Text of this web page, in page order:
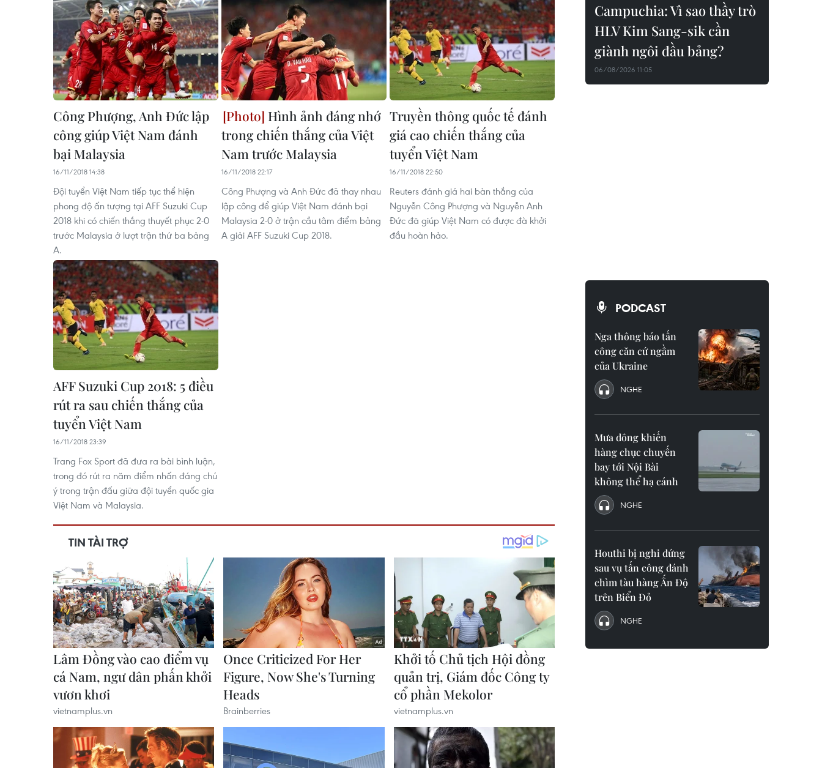
Công Phượng, Anh Đức lập
công giúp Việt Nam đánh
bại Malaysia
16/11/2018 14:38
Đội tuyển Việt Nam tiếp tục thể hiện
phong độ ấn tượng tại AFF Suzuki Cup
2018 khi có chiến thắng thuyết phục 2-0
trước Malaysia ở lượt trận thứ ba bảng
A.
Hình ảnh đáng nhớ
trong chiến thắng của Việt
Nam trước Malaysia
16/11/2018 22:17
Công Phượng và Anh Đức đã thay nhau
lập công để giúp Việt Nam đánh bại
Malaysia 2-0 ở trận cầu tâm điểm bảng
A giải AFF Suzuki Cup 2018.
Truyền thông quốc tế đánh
giá cao chiến thắng của
tuyển Việt Nam
16/11/2018 22:50
Reuters đánh giá hai bàn thắng của
Nguyễn Công Phượng và Nguyễn Anh
Đức đã giúp Việt Nam có được đà khởi
đầu hoàn hảo.
AFF Suzuki Cup 2018: 5 điều
rút ra sau chiến thắng của
tuyển Việt Nam
16/11/2018 23:39
Trang Fox Sport đã đưa ra bài bình luận,
trong đó rút ra năm điểm nhấn đáng chú
ý trong trận đấu giữa đội tuyển quốc gia
Việt Nam và Malaysia.
Campuchia: Vì sao thầy trò
HLV Kim Sang-sik cần
giành ngôi đầu bảng?
06/08/2026 11:05
PODCAST
Nga thông báo tấn
công căn cứ ngầm
của Ukraine
NGHE
Mưa dông khiến
hàng chục chuyến
bay tới Nội Bài
không thể hạ cánh
NGHE
Houthi bị nghi đứng
sau vụ tấn công đánh
chìm tàu hàng Ấn Độ
trên Biển Đỏ
NGHE